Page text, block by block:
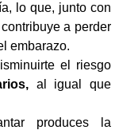
lo que, junto con
a perder
embarazo.
el riesgo
al igual que
produces la